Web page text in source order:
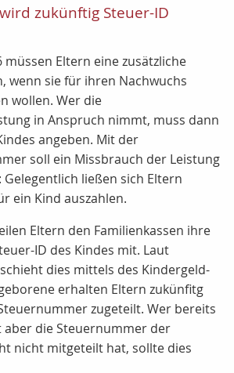
zukünftig Steuer-ID
müssen Eltern eine zusätzliche
wenn sie für ihren Nachwuchs
wollen. Wer die
in Anspruch nimmt, muss dann
angeben. Mit der
soll ein Missbrauch der Leistung
ließen sich Eltern
ein Kind auszahlen.
Eltern den Familienkassen ihre
ID des Kindes mit. Laut
dies mittels des Kindergeld-
erhalten Eltern zukünfitg
zugeteilt. Wer bereits
aber die Steuernummer der
nicht mitgeteilt hat, sollte dies